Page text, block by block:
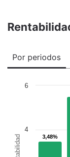
Por periodos
3,48%
3,48%
4
6